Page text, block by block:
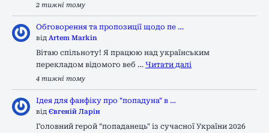
2 тижні тому
Обговорення та пропозиції щодо пе …
від Artem Markin
Вітаю спільноту! Я працюю над українським
перекладом відомого веб … Читати далі
4 тижні тому
Ідея для фанфіку про "попадуна" в …
від Євгеній Ларін
Головний герой "попаданець" із сучасної України 2026